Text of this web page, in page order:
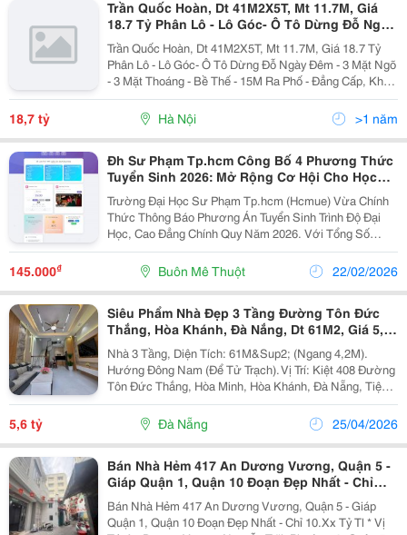
Trần Quốc Hoàn, Dt 41M2X5T, Mt 11.7M, Giá
18.7 Tỷ Phân Lô - Lô Góc- Ô Tô Dừng Đỗ Ngày
Đêm - 3 Mặt Ngõ - 3 Mặt Thoáng
Trần Quốc Hoàn, Dt 41M2X5T, Mt 11.7M, Giá 18.7 Tỷ
Phân Lô - Lô Góc- Ô Tô Dừng Đỗ Ngày Đêm - 3 Mặt Ngõ
- 3 Mặt Thoáng - Bề Thế - 15M Ra Phố - Đẳng Cấp, Khu
Phân Lô Đại Học Sư Phạm, 3 Mặt Thoáng Vĩnh Viễn. -
Thiết Kế : - T1: Kinh Doanh....
18,7 tỷ Hà Nội >1 năm
Đh Sư Phạm Tp.hcm Công Bố 4 Phương Thức
Tuyển Sinh 2026: Mở Rộng Cơ Hội Cho Học
Sinh Lớp Chuyên
Trường Đại Học Sư Phạm Tp.hcm (Hcmue) Vừa Chính
Thức Thông Báo Phương Án Tuyển Sinh Trình Độ Đại
Học, Cao Đẳng Chính Quy Năm 2026. Với Tổng Số
Lượng Dự Kiến Lên Tới 5.175 Chỉ Tiêu, Nhà Trường Áp
Dụng 4 Phương Thức Xét Tuyển Đa Dạng, Mang Đến
Nhiều Cơ...
145.000₫ Buôn Mê Thuột 22/02/2026
Siêu Phẩm Nhà Đẹp 3 Tầng Đường Tôn Đức
Thắng, Hòa Khánh, Đà Nắng, Dt 61M2, Giá 5,6
Tỷ
Nhà 3 Tầng, Diện Tích: 61M&Sup2; (Ngang 4,2M).
Hướng Đông Nam (Để Tử Trạch). Vị Trí: Kiệt 408 Đường
Tôn Đức Thắng, Hòa Minh, Hòa Khánh, Đà Nẵng, Tiện
Ích Xung Quanh: Kiệt Ô Tô Vào Thoải Mái, Gần Đại Học
Sư Phạm, Chợ Hoà Mỹ, Trường Các Cấp 123, Cơ...
5,6 tỷ Đà Nẵng 25/04/2026
Bán Nhà Hẻm 417 An Dương Vương, Quận 5 -
Giáp Quận 1, Quận 10 Đoạn Đẹp Nhất - Chỉ
10.Xx Tỷ Tl
Bán Nhà Hẻm 417 An Dương Vương, Quận 5 - Giáp
Quận 1, Quận 10 Đoạn Đẹp Nhất - Chỉ 10.Xx Tỷ Tl * Vị